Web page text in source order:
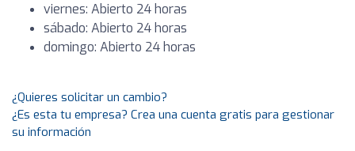
viernes: Abierto 24 horas
sábado: Abierto 24 horas
domingo: Abierto 24 horas
¿Quieres solicitar un cambio?
¿Es esta tu empresa? Crea una cuenta gratis para gestionar
su información